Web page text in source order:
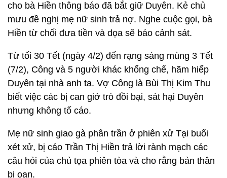
cho bà Hiền thông báo đã bắt giữ Duyên. Kẻ chủ
mưu đề nghị mẹ nữ sinh trả nợ. Nghe cuộc gọi, bà
Hiền từ chối đưa tiền và dọa sẽ báo cảnh sát.
Từ tối 30 Tết (ngày 4/2) đến rạng sáng mùng 3 Tết
(7/2), Công và 5 người khác khống chế, hãm hiếp
Duyên tại nhà anh ta. Vợ Công là Bùi Thị Kim Thu
biết việc các bị can giở trò đồi bại, sát hại Duyên
nhưng không tố cáo.
Mẹ nữ sinh giao gà phân trần ở phiên xử Tại buổi
xét xử, bị cáo Trần Thị Hiền trả lời rành mạch các
câu hỏi của chủ tọa phiên tòa và cho rằng bản thân
bị oan.